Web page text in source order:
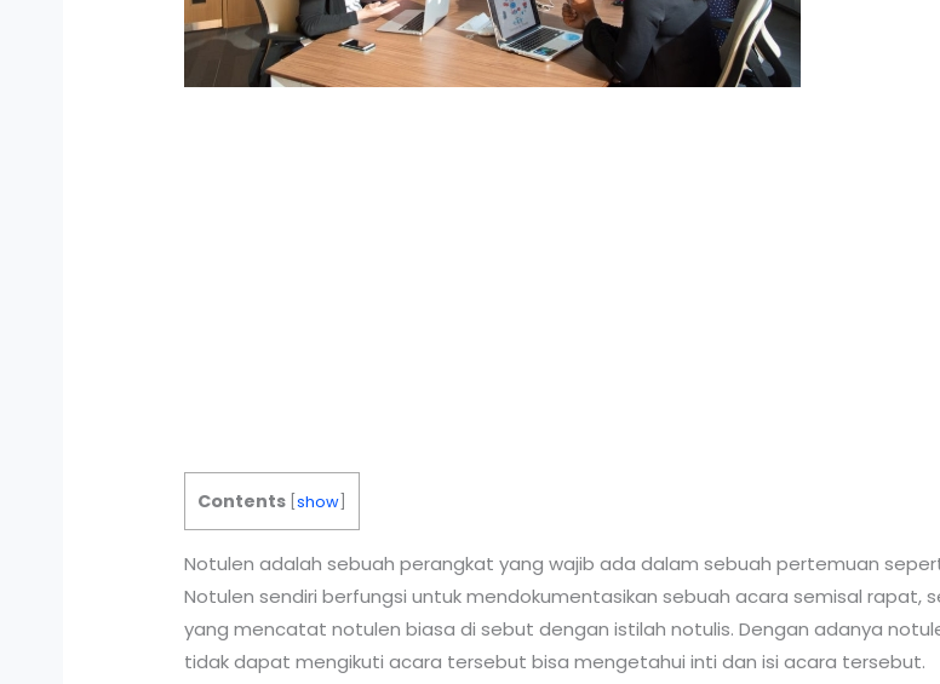
Contents [show
Notulen adalah sebuah perangkat yang wajib ada dalam sebuah pertemuan
Notulen sendiri berfungsi untuk mendokumentasikan sebuah acara semisal rapat,
yang mencatat notulen biasa di sebut dengan istilah notulis. Dengan adanya
tidak dapat mengikuti acara tersebut bisa mengetahui inti dan isi acara tersebut.